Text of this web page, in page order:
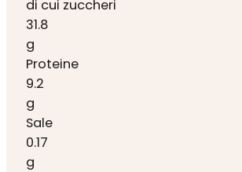
di cui zuccheri
31.8
g
Proteine
9.2
g
Sale
0.17
g